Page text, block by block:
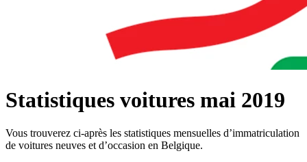
Statistiques voitures mai 2019
Vous trouverez ci-après les statistiques mensuelles d’immatriculation
de voitures neuves et d’occasion en Belgique.